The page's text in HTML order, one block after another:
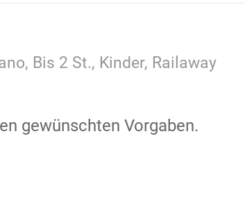
Bis 2 St., Kinder, Railaway
gewünschten Vorgaben.